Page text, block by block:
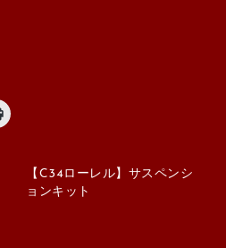
【C34ローレル】サスペンシ
ョンキット